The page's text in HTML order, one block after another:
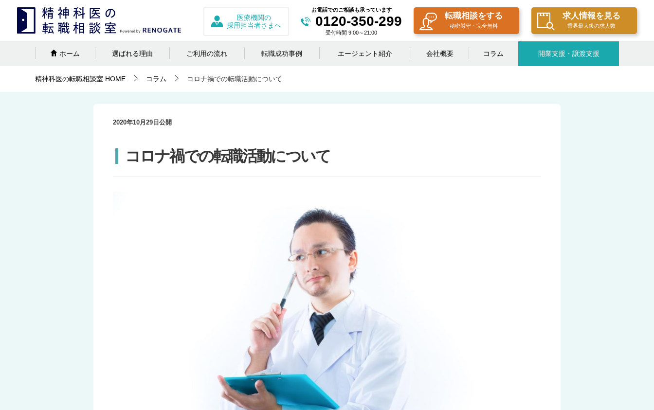
転職相談をする
秘密厳守・完全無料
求人情報を見る
業界最大級の求人数
お電話でのご相談も承っています
0120-350-299
受付時間 9:00～21:00
医療機関の
採用担当者さまへ
ホーム 選ばれる理由 ご利用の流れ 転職成功事例 エージェント紹介 会社概要 コラム 開業支援・譲渡支援
精神科医の転職相談室 HOME コラム コロナ禍での転職活動について
2020年10月29日 公開
コロナ禍での転職活動について